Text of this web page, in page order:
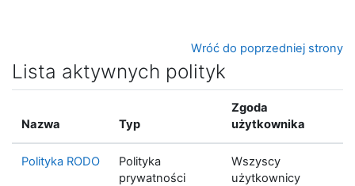
Wróć do poprzedniej strony
Lista aktywnych polityk
Nazwa Typ
Zgoda
użytkownika
Polityka RODO
Polityka
prywatności
Wszyscy
użytkownicy